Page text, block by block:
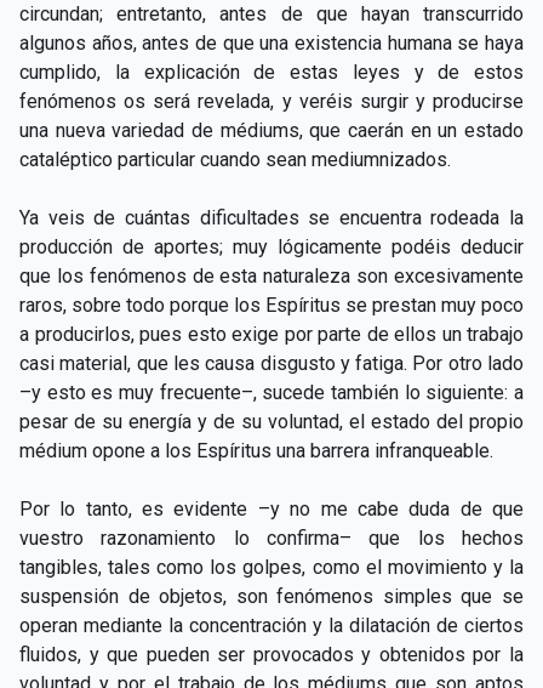
circundan; entretanto, antes de que hayan transcurrido
algunos años, antes de que una existencia humana se haya
cumplido, la explicación de estas leyes y de estos
fenómenos os será revelada, y veréis surgir y producirse
una nueva variedad de médiums, que caerán en un estado
cataléptico particular cuando sean mediumnizados.
Ya veis de cuántas dificultades se encuentra rodeada la
producción de aportes; muy lógicamente podéis deducir
que los fenómenos de esta naturaleza son excesivamente
raros, sobre todo porque los Espíritus se prestan muy poco
a producirlos, pues esto exige por parte de ellos un trabajo
casi material, que les causa disgusto y fatiga. Por otro lado
–y esto es muy frecuente–, sucede también lo siguiente: a
pesar de su energía y de su voluntad, el estado del propio
médium opone a los Espíritus una barrera infranqueable.
Por lo tanto, es evidente –y no me cabe duda de que
vuestro razonamiento lo confirma– que los hechos
tangibles, tales como los golpes, como el movimiento y la
suspensión de objetos, son fenómenos simples que se
operan mediante la concentración y la dilatación de ciertos
fluidos, y que pueden ser provocados y obtenidos por la